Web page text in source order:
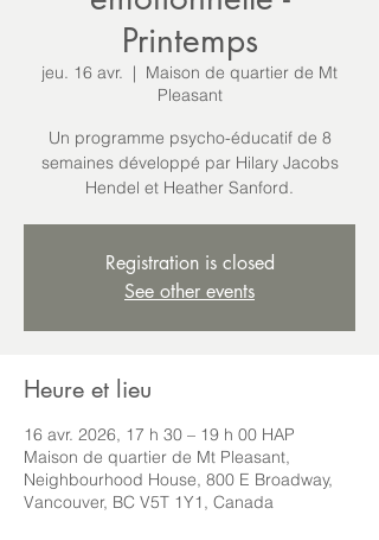
Printemps
jeu. 16 avr.
  |
Maison de quartier de Mt
Pleasant
Un programme psycho-éducatif de 8
semaines développé par Hilary Jacobs
Hendel et Heather Sanford.
Registration is closed
See other events
Heure et lieu
16 avr. 2026, 17 h 30 – 19 h 00 HAP
Maison de quartier de Mt Pleasant,
Neighbourhood House, 800 E Broadway,
Vancouver, BC V5T 1Y1, Canada